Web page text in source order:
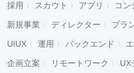
採用 スカウト アプリ コン
新規事業 ディレクター プラ
UIUX 運用 バックエンド
企画立案 リモートワーク UX